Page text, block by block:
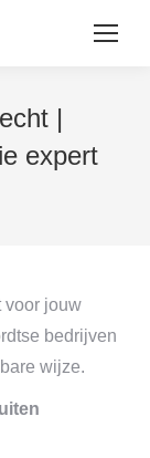
|
expert
voor jouw
bedrijven
wijze.